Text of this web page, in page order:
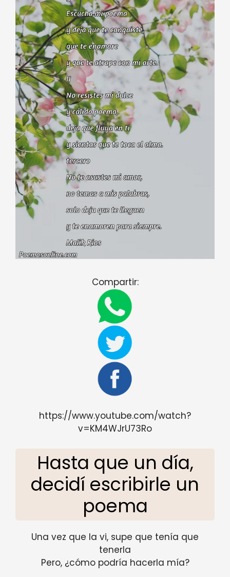
Compartir:
https://www.youtube.com/watch?
v=KM4WJrU73Ro
Hasta que un día,
decidí escribirle un
poema
Una vez que la vi, supe que tenía que
tenerla
Pero, ¿cómo podría hacerla mía?